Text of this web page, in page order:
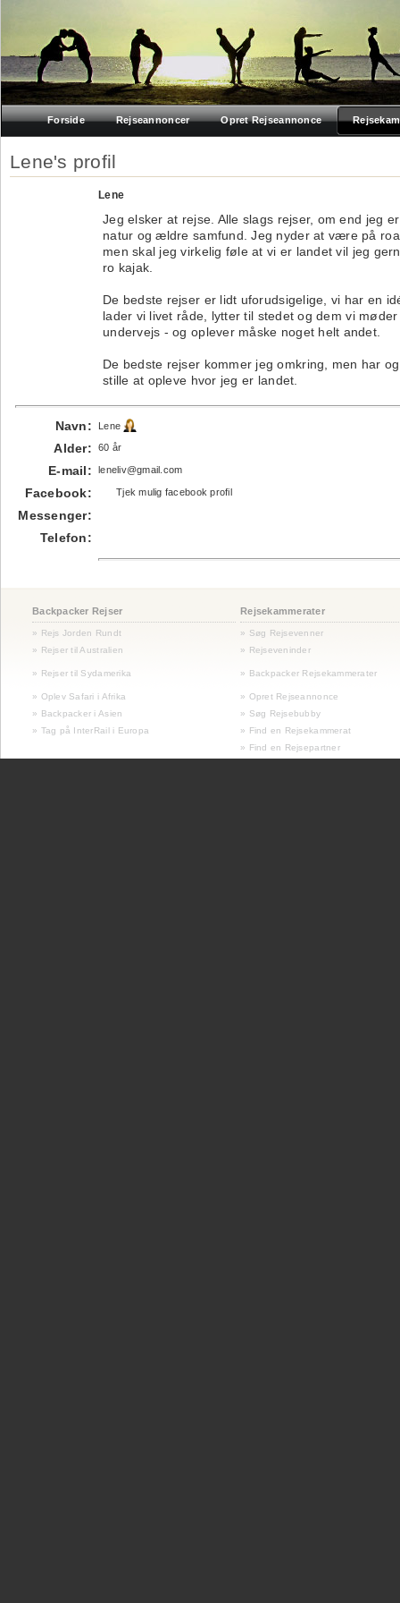
Forside Rejseannoncer Opret Rejseannonce
Lene's profil
Lene
Jeg elsker at rejse. Alle slags rejser, om end jeg
natur og ældre samfund. Jeg nyder at være på
men skal jeg virkelig føle at vi er landet vil jeg
ro kajak.
De bedste rejser er lidt uforudsigelige, vi har en
lader vi livet råde, lytter til stedet og dem vi møder
undervejs - og oplever måske noget helt andet.
De bedste rejser kommer jeg omkring, men har
stille at opleve hvor jeg er landet.
Navn: Lene
Alder: 60 år
E-mail: leneliv@gmail.com
Facebook: Tjek mulig facebook profil
Messenger:
Telefon:
Backpacker Rejser Rejsekammerater
» Rejs Jorden Rundt
» Søg Rejsevenner
» Rejser til Australien
» Rejseveninder
» Rejser til Sydamerika » Backpacker Rejsekammerater
» Oplev Safari i Afrika
» Opret Rejseannonce
» Backpacker i Asien
» Søg Rejsebubby
» Tag på InterRail i Europa
» Find en Rejsekammerat
» Find en Rejsepartner